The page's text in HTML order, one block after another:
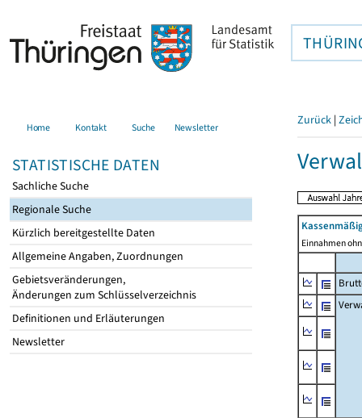
Home Kontakt Suche Newsletter
STATISTISCHE DATEN
Sachliche Suche
Regionale Suche
Kürzlich bereitgestellte Daten
Allgemeine Angaben, Zuordnungen
Gebietsveränderungen,
Änderungen zum Schlüsselverzeichnis
Definitionen und Erläuterungen
Newsletter
Zurück |
Einnahmen